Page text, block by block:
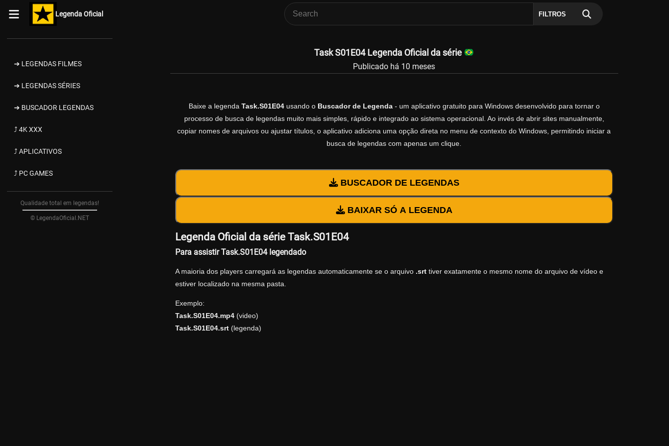
Legenda Oficial FILTROS
➔ LEGENDAS FILMES
➔ LEGENDAS SÉRIES
➔ BUSCADOR LEGENDAS
⤴ 4K XXX
⤴ APLICATIVOS
⤴ PC GAMES
Qualidade total em legendas!
© LegendaOficial.NET
Task S01E04 Legenda Oficial da série
Publicado há 10 meses
Baixe a legenda Task.S01E04usando o Buscador de Legenda- um aplicativo gratuito para Windows desenvolvido para tornar o
processo de busca de legendas muito mais simples, rápido e integrado ao sistema operacional. Ao invés de abrir sites manualmente,
copiar nomes de arquivos ou ajustar títulos, o aplicativo adiciona uma opção direta no menu de contexto do Windows, permitindo iniciar a
busca de legendas com apenas um clique.
BUSCADOR DE LEGENDAS
BAIXAR SÓ A LEGENDA
Legenda Oficial da série Task.S01E04
Para assistir Task.S01E04 legendado
A maioria dos players carregará as legendas automaticamente se o arquivo .srttiver exatamente o mesmo nome do arquivo de vídeo e
estiver localizado na mesma pasta.
Exemplo:
Task.S01E04.mp4(video)
Task.S01E04.srt(legenda)